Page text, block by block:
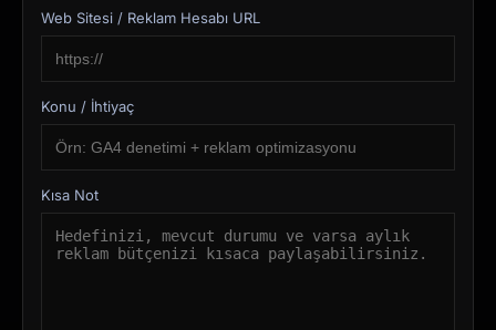
Web Sitesi / Reklam Hesabı URL
Konu / İhtiyaç
Kısa Not